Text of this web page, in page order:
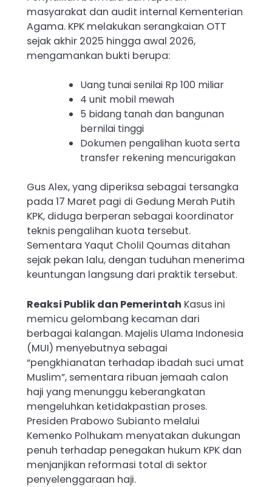
masyarakat dan audit internal Kementerian
Agama. KPK melakukan serangkaian OTT
sejak akhir 2025 hingga awal 2026,
mengamankan bukti berupa:
Uang tunai senilai Rp 100 miliar
4 unit mobil mewah
5 bidang tanah dan bangunan
bernilai tinggi
Dokumen pengalihan kuota serta
transfer rekening mencurigakan
Gus Alex, yang diperiksa sebagai tersangka
pada 17 Maret pagi di Gedung Merah Putih
KPK, diduga berperan sebagai koordinator
teknis pengalihan kuota tersebut.
Sementara Yaqut Cholil Qoumas ditahan
sejak pekan lalu, dengan tuduhan menerima
keuntungan langsung dari praktik tersebut.
Reaksi Publik dan Pemerintah Kasus ini
memicu gelombang kecaman dari
berbagai kalangan. Majelis Ulama Indonesia
(MUI) menyebutnya sebagai
“pengkhianatan terhadap ibadah suci umat
Muslim”, sementara ribuan jemaah calon
haji yang menunggu keberangkatan
mengeluhkan ketidakpastian proses.
Presiden Prabowo Subianto melalui
Kemenko Polhukam menyatakan dukungan
penuh terhadap penegakan hukum KPK dan
menjanjikan reformasi total di sektor
penyelenggaraan haji.